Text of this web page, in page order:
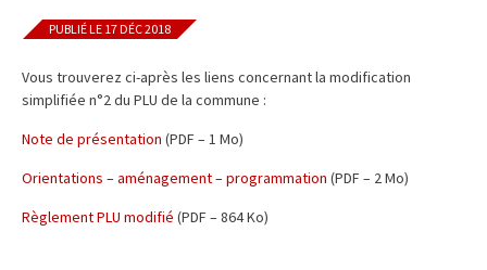
PUBLIÉ LE 17 DÉC 2018
Vous trouverez ci-après les liens concernant la modification
simplifiée n°2 du PLU de la commune :
Note de présentation (PDF – 1 Mo)
Orientations – aménagement – programmation (PDF – 2 Mo)
Règlement PLU modifié (PDF – 864 Ko)